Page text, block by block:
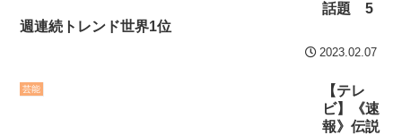
話題 5
週連続トレンド世界1位
2023.02.07
芸能
【テレ
ビ】《速
報》伝説